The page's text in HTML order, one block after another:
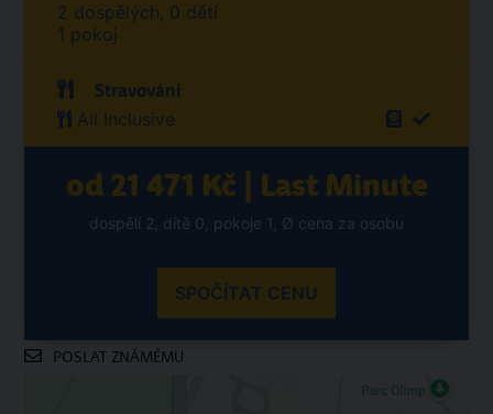
2 dospělých, 0 dětí
1 pokoj
Stravování
All Inclusive
od 21 471 Kč | Last Minute
dospělí 2, dítě 0, pokoje 1, Ø cena za osobu
SPOČÍTAT CENU
POSLAT ZNÁMÉMU